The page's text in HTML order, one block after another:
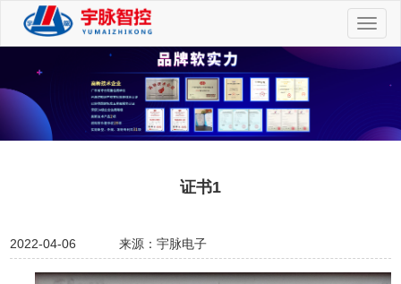
切
换
证书1
2022-04-06 来源：宇脉电子